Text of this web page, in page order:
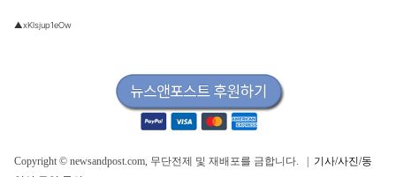
▲xKlsjup1eOw
Copyright © newsandpost.com, 무단전제 및 재배포를 금합니다. | 기사/사진/동